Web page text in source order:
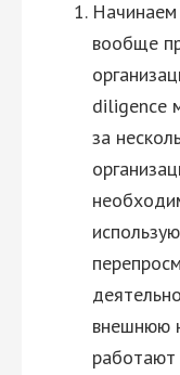
вообще
diligence
за
внешнюю
работают